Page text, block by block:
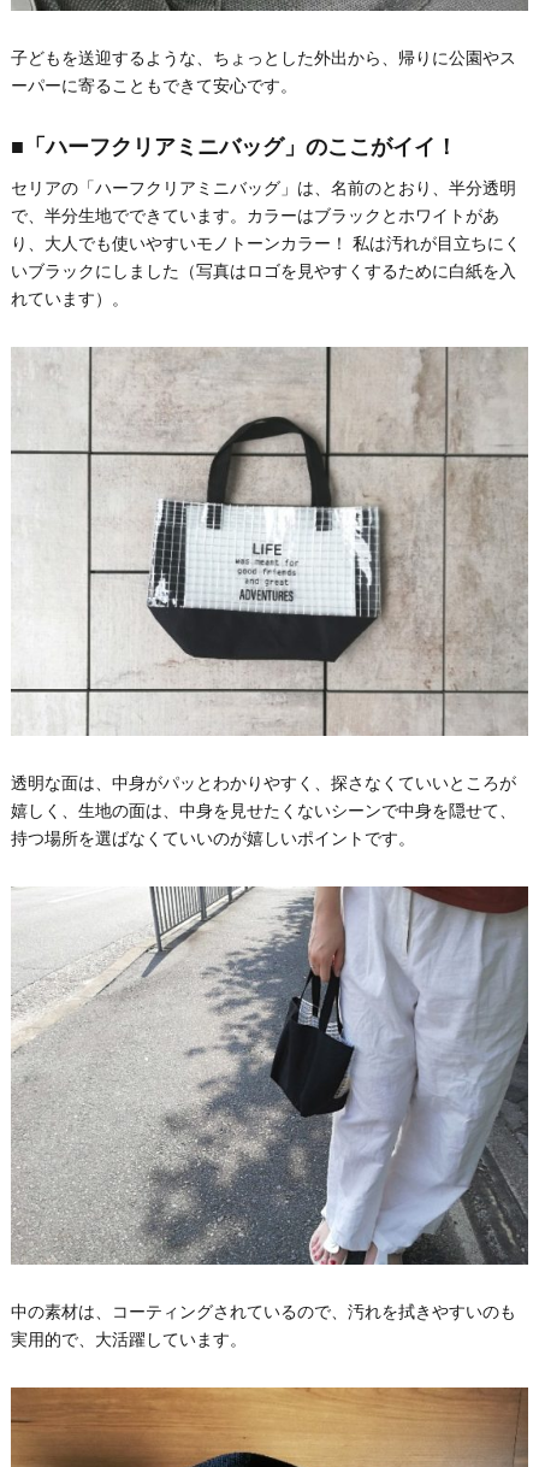
子どもを送迎するような、ちょっとした外出から、帰りに公園やス
ーパーに寄ることもできて安心です。
■「ハーフクリアミニバッグ」のここがイイ！
セリアの「ハーフクリアミニバッグ」は、名前のとおり、半分透明
で、半分生地でできています。カラーはブラックとホワイトがあ
り、大人でも使いやすいモノトーンカラー！ 私は汚れが目立ちにく
いブラックにしました（写真はロゴを見やすくするために白紙を入
れています）。
透明な面は、中身がパッとわかりやすく、探さなくていいところが
嬉しく、生地の面は、中身を見せたくないシーンで中身を隠せて、
持つ場所を選ばなくていいのが嬉しいポイントです。
中の素材は、コーティングされているので、汚れを拭きやすいのも
実用的で、大活躍しています。